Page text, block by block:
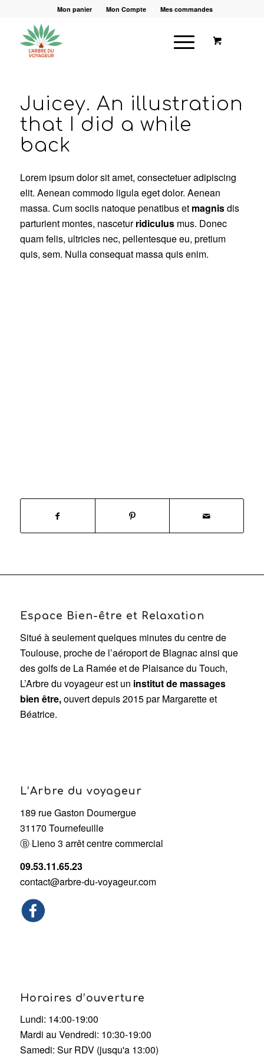
Mon panier Mon Compte Mes commandes
Juicey. An illustration
that I did a while
back
Lorem ipsum dolor sit amet, consectetuer adipiscing
elit. Aenean commodo ligula eget dolor. Aenean
massa. Cum sociis natoque penatibus et magnisdis
parturient montes, nasceturridiculusmus. Donec
quam felis, ultricies nec, pellentesque eu, pretium
quis, sem. Nulla consequat massa quis enim.
Espace Bien-être et Relaxation
Situé à seulement quelques minutes du centre de
Toulouse, proche de l’aéroport de Blagnac ainsi que
des golfs de La Ramée et de Plaisance du Touch,
L’Arbre du voyageur est un institut de massages
bien être,ouvert depuis 2015 par Margarette et
Béatrice.
L’Arbre du voyageur
189 rue Gaston Doumergue
31170 Tournefeuille
Ⓑ Lieno 3 arrêt centre commercial
09.53.11.65.23
contact@arbre-du-voyageur.com
Horaires d’ouverture
Lundi: 14:00-19:00
Mardi au Vendredi: 10:30-19:00
Samedi: Sur RDV (jusqu'a 13:00)